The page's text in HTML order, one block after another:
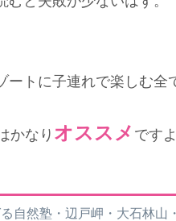
トに子連れで楽しむ全
かなり オススメ ですよ
自然塾・辺戸岬・大石林山